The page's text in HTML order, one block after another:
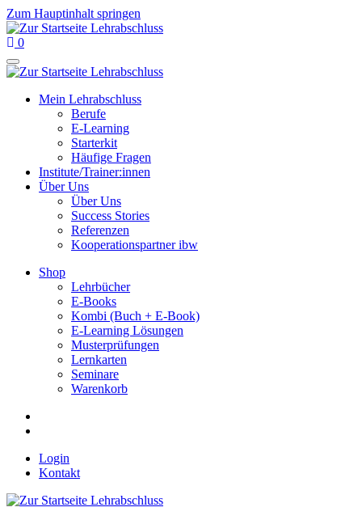
Zum Hauptinhalt springen
0
Mein Lehrabschluss
Berufe
E-Learning
Starterkit
Häufige Fragen
Institute/Trainer:innen
Über Uns
Über Uns
Success Stories
Referenzen
Kooperationspartner ibw
Shop
Lehrbücher
E-Books
Kombi (Buch + E-Book)
E-Learning Lösungen
Musterprüfungen
Lernkarten
Seminare
Warenkorb
Login
Kontakt